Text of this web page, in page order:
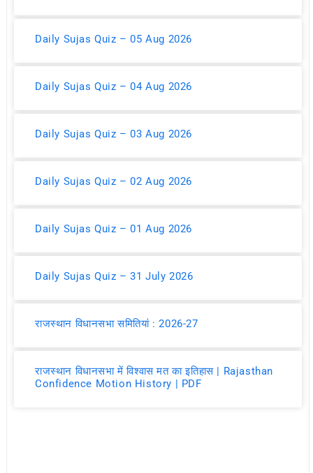
Daily Sujas Quiz – 05 Aug 2026
Daily Sujas Quiz – 04 Aug 2026
Daily Sujas Quiz – 03 Aug 2026
Daily Sujas Quiz – 02 Aug 2026
Daily Sujas Quiz – 01 Aug 2026
Daily Sujas Quiz – 31 July 2026
राजस्थान विधानसभा समितियां : 2026-27
राजस्थान विधानसभा में विश्वास मत का इतिहास | Rajasthan
Confidence Motion History | PDF